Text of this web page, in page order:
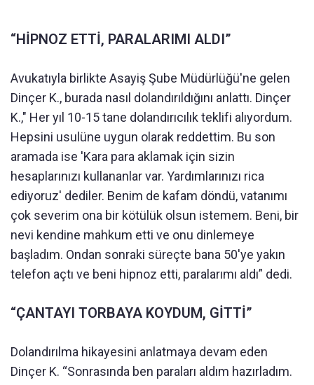
“HİPNOZ ETTİ, PARALARIMI ALDI”
Avukatıyla birlikte Asayiş Şube Müdürlüğü'ne gelen
Dinçer K., burada nasıl dolandırıldığını anlattı. Dinçer
K.," Her yıl 10-15 tane dolandırıcılık teklifi alıyordum.
Hepsini usulüne uygun olarak reddettim. Bu son
aramada ise 'Kara para aklamak için sizin
hesaplarınızı kullananlar var. Yardımlarınızı rica
ediyoruz' dediler. Benim de kafam döndü, vatanımı
çok severim ona bir kötülük olsun istemem. Beni, bir
nevi kendine mahkum etti ve onu dinlemeye
başladım. Ondan sonraki süreçte bana 50'ye yakın
telefon açtı ve beni hipnoz etti, paralarımı aldı” dedi.
“ÇANTAYI TORBAYA KOYDUM, GİTTİ”
Dolandırılma hikayesini anlatmaya devam eden
Dinçer K. “Sonrasında ben paraları aldım hazırladım.